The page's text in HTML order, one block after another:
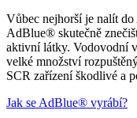
Vůbec nejhorší je nalít
AdBlue® skutečně
aktivní látky. Vodovodní
velké množství
SCR zařízení škodlivé a
Jak se AdBlue® vyrábí?